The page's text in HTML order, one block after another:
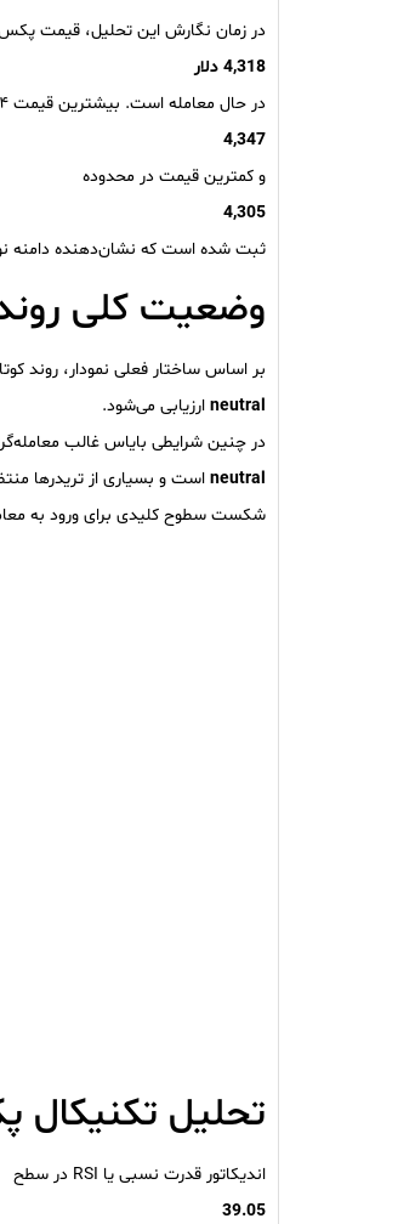
در زمان نگارش این تحلیل، قیمت
4,318 دلار
در حال معامله است. بیشترین قیمت ۲۴ ساعت اخیر در سطح
4,347
و کمترین قیمت در محدوده
4,305
ثبت شده است که نشان‌دهنده دامنه
وضعیت کلی
بر اساس ساختار فعلی نمودار، روند
neutral ارزیابی می‌شود.
در چنین شرایطی بایاس غالب
neutral است و بسیاری از تریدرها
شکست سطوح کلیدی برای ورود به
تحلیل
اندیکاتور قدرت نسبی یا RSI در سطح
39.05